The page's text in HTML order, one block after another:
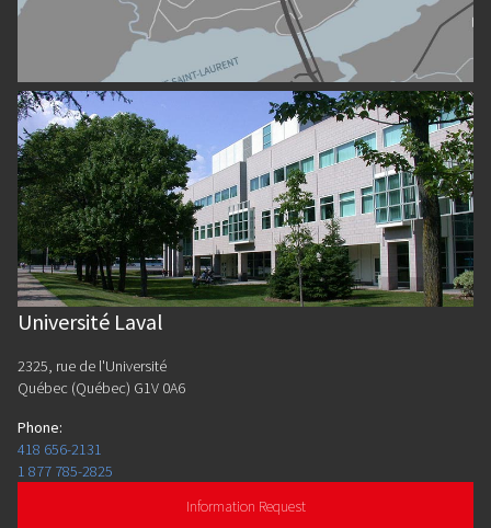
Université Laval
2325, rue de l'Université
Québec (Québec) G1V 0A6
Phone:
418 656-2131
1 877 785-2825
Information Request